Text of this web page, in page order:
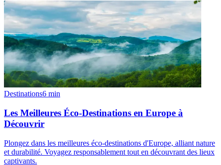
Destinations6 min
Les Meilleures Éco-Destinations en Europe à
Découvrir
Plongez dans les meilleures éco-destinations d'Europe, alliant nature
et durabilité. Voyagez responsablement tout en découvrant des lieux
captivants.